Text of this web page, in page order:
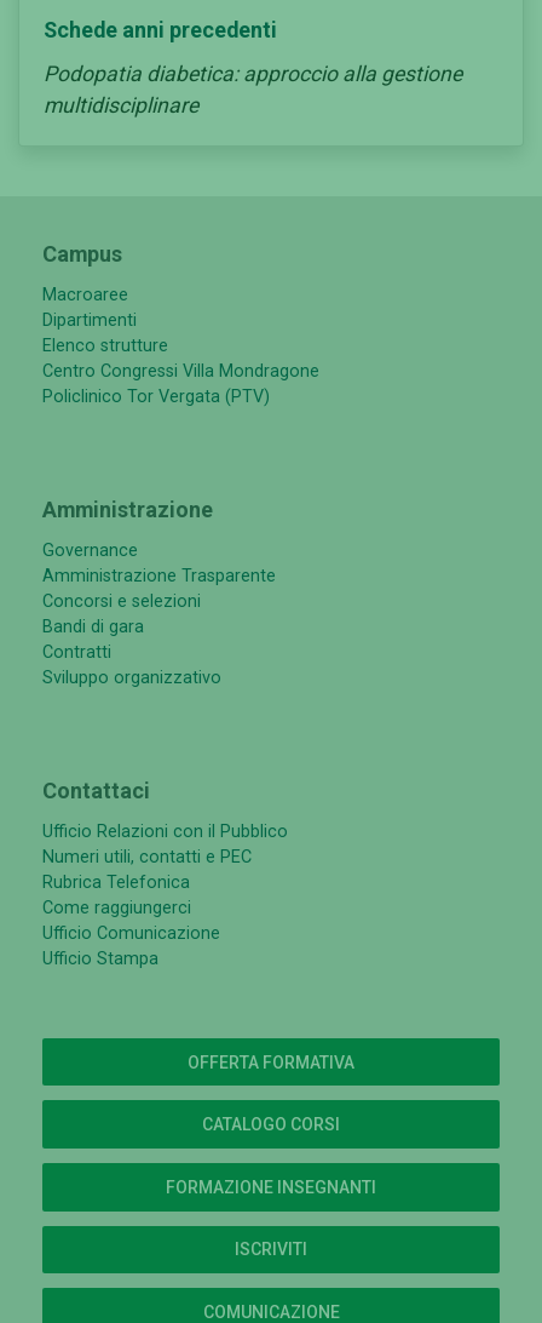
Schede anni precedenti
Podopatia diabetica: approccio alla gestione
multidisciplinare
Campus
Macroaree
Dipartimenti
Elenco strutture
Centro Congressi Villa Mondragone
Policlinico Tor Vergata (PTV)
Amministrazione
Governance
Amministrazione Trasparente
Concorsi e selezioni
Bandi di gara
Contratti
Sviluppo organizzativo
Contattaci
Ufficio Relazioni con il Pubblico
Numeri utili, contatti e PEC
Rubrica Telefonica
Come raggiungerci
Ufficio Comunicazione
Ufficio Stampa
OFFERTA FORMATIVA
CATALOGO CORSI
FORMAZIONE INSEGNANTI
ISCRIVITI
COMUNICAZIONE